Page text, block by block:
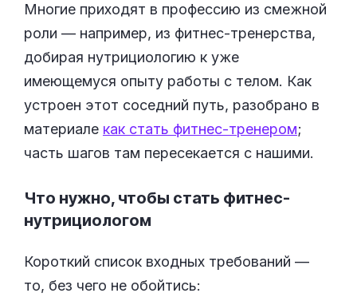
Многие приходят в профессию из смежной
роли — например, из фитнес-тренерства,
добирая нутрициологию к уже
имеющемуся опыту работы с телом. Как
устроен этот соседний путь, разобрано в
материале как стать фитнес-тренером;
часть шагов там пересекается с нашими.
Что нужно, чтобы стать фитнес-
нутрициологом
Короткий список входных требований —
то, без чего не обойтись: